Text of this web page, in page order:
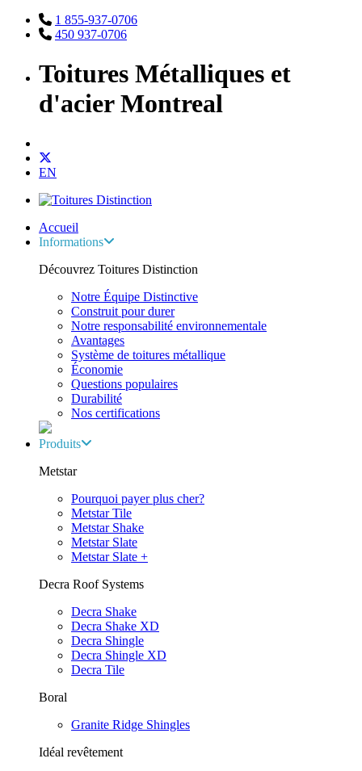
1 855-937-0706
450 937-0706
Toitures Métalliques et
d'acier Montreal
EN
Accueil
Informations
Découvrez Toitures Distinction
Notre Équipe Distinctive
Construit pour durer
Notre responsabilité environnementale
Avantages
Système de toitures métallique
Économie
Questions populaires
Durabilité
Nos certifications
Produits
Metstar
Pourquoi payer plus cher?
Metstar Tile
Metstar Shake
Metstar Slate
Metstar Slate +
Decra Roof Systems
Decra Shake
Decra Shake XD
Decra Shingle
Decra Shingle XD
Decra Tile
Boral
Granite Ridge Shingles
Idéal revêtement